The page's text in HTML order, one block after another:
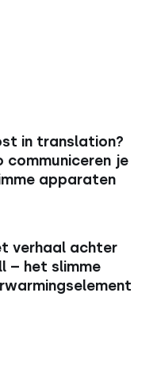
in translation?
communiceren je
apparaten
verhaal achter
– het slimme